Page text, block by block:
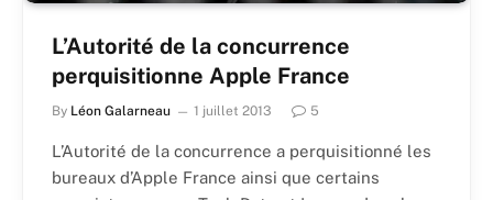
L’Autorité de la concurrence
perquisitionne Apple France
By Léon Galarneau 1 juillet 2013 5
L’Autorité de la concurrence a perquisitionné les
bureaux d’Apple France ainsi que certains